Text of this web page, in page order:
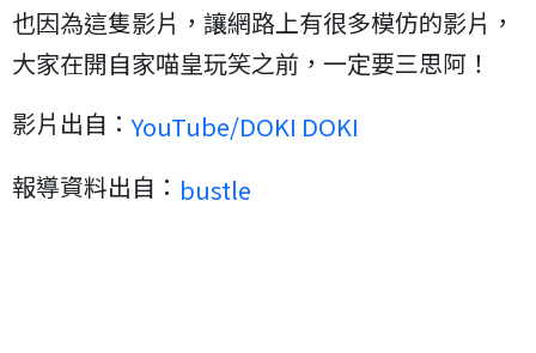
也因為這隻影片，讓網路上有很多模仿的影片，
大家在開自家喵皇玩笑之前，一定要三思阿！
影片出自：YouTube/DOKI DOKI
報導資料出自： bustle